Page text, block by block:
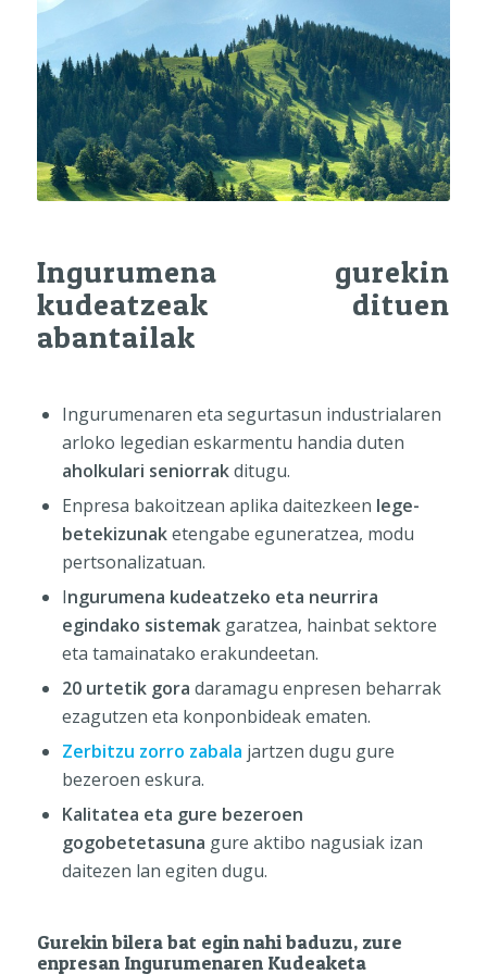
Ingurumena gurekin
kudeatzeak dituen
abantailak
Ingurumenaren eta segurtasun industrialaren
arloko legedian eskarmentu handia duten
aholkulari seniorrakditugu.
Enpresa bakoitzean aplika daitezkeen lege-
betekizunaketengabe eguneratzea, modu
pertsonalizatuan.
Ingurumena kudeatzeko eta neurrira
egindako sistemakgaratzea, hainbat sektore
eta tamainatako erakundeetan.
20 urtetik gora daramagu enpresen beharrak
ezagutzen eta konponbideak ematen.
Zerbitzu zorro zabala jartzen dugu gure
bezeroen eskura.
Kalitatea eta gure bezeroen
gogobetetasuna gure aktibo nagusiak izan
daitezen lan egiten dugu.
Gurekin bilera bat egin nahi baduzu, zure
enpresan Ingurumenaren Kudeaketa